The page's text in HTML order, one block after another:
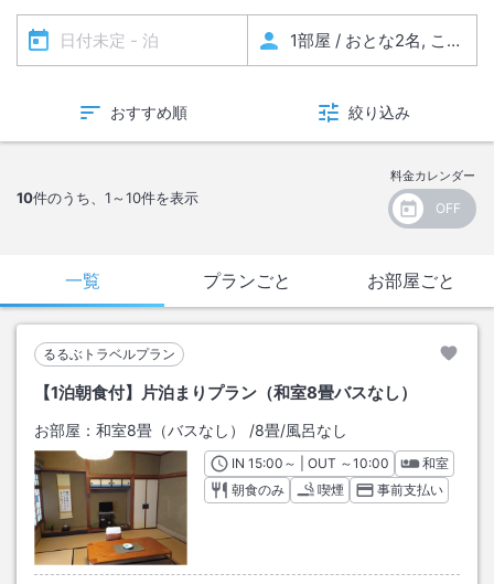
おすすめ順 絞り込み
10件のうち、 1～10件を表示
料金カレンダー
一覧 プランごと お部屋ごと
るるぶトラベルプラン
【1泊朝食付】片泊まりプラン（和室8畳バスなし）
お部屋： 和室8畳（バスなし） /8畳/風呂なし
INチェックイン
15:00 ～ | OUT チェックアウト
～10:00
和室
朝食のみ
喫煙 事前支払い